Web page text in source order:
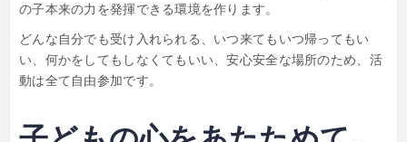
の子本来の力を発揮できる環境を作ります。
どんな自分でも受け入れられる、いつ来てもいつ帰ってもい
い、何かをしてもしなくてもいい、安心安全な場所のため、活
動は全て自由参加です。